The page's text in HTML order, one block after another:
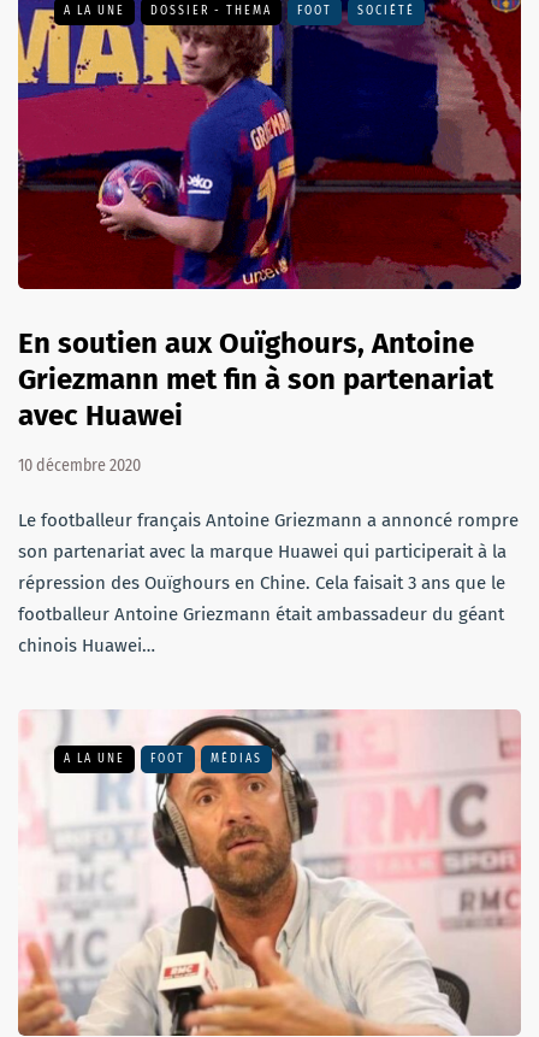
A LA UNE DOSSIER - THEMA FOOT SOCIÉTÉ
En soutien aux Ouïghours, Antoine
Griezmann met fin à son partenariat
avec Huawei
10 décembre 2020
Le footballeur français Antoine Griezmann a annoncé rompre
son partenariat avec la marque Huawei qui participerait à la
répression des Ouïghours en Chine. Cela faisait 3 ans que le
footballeur Antoine Griezmann était ambassadeur du géant
chinois Huawei…
A LA UNE FOOT MÉDIAS